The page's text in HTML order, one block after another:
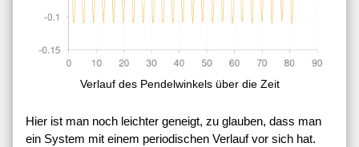
Verlauf des Pendelwinkels über die Zeit
Hier ist man noch leichter geneigt, zu glauben, dass man
ein System mit einem periodischen Verlauf vor sich hat.